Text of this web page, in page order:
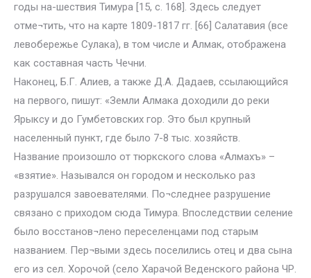
годы на-шествия Тимура [15, с. 168]. Здесь следует
отме¬тить, что на карте 1809-1817 гг. [66] Салатавия (все
левобережье Сулака), в том числе и Алмак, отображена
как составная часть Чечни.
Наконец, Б.Г. Алиев, а также Д.А. Дадаев, ссылающийся
на первого, пишут: «Земли Алмака доходили до реки
Ярыксу и до Гумбетовских гор. Это был крупный
населенный пункт, где было 7-8 тыс. хозяйств.
Название произошло от тюркского слова «Алмахъ» –
«взятие». Назывался он городом и несколько раз
разрушался завоевателями. По¬следнее разрушение
связано с приходом сюда Тимура. Впоследствии селение
было восстанов¬лено переселенцами под старым
названием. Пер¬выми здесь поселились отец и два сына
его из сел. Хорочой (село Харачой Веденского района ЧР.